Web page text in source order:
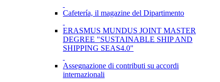
Cafetería, il magazine del Dipartimento
ERASMUS MUNDUS JOINT MASTER
DEGREE "SUSTAINABLE SHIP AND
SHIPPING SEAS4.0"
Assegnazione di contributi su accordi
internazionali